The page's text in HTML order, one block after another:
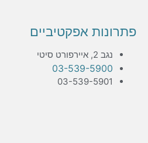
פתרונות אפקטיביים
נגב 2, איירפורט סיטי
03-539-5900
03-539-5901